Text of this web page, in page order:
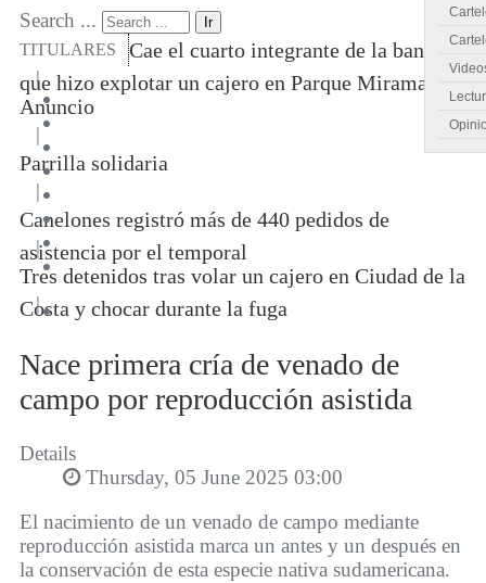
Search ... Ir
TITULARES
Cae el cuarto integrante de la banda
que hizo explotar un cajero en Parque Miramar
|
Anuncio
|
Parrilla solidaria
|
Canelones registró más de 440 pedidos de
asistencia por el temporal
|
Tres detenidos tras volar un cajero en Ciudad de la
Costa y chocar durante la fuga
|
Nace primera cría de venado de
campo por reproducción asistida
Details
Thursday, 05 June 2025 03:00
El nacimiento de un venado de campo mediante
reproducción asistida marca un antes y un después en
la conservación de esta especie nativa sudamericana.